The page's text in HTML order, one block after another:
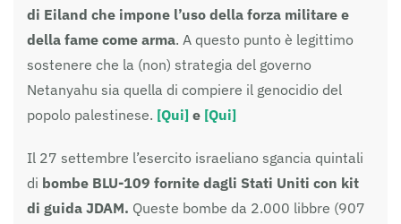
di Eiland che impone l’uso della forza militare e
della fame come arma. A questo punto è legittimo
sostenere che la (non) strategia del governo
Netanyahu sia quella di compiere il genocidio del
popolo palestinese. [Qui] e [Qui]
Il 27 settembre l’esercito israeliano sgancia quintali
di bombe BLU-109 fornite dagli Stati Uniti con kit
di guida JDAM. Queste bombe da 2.000 libbre (907